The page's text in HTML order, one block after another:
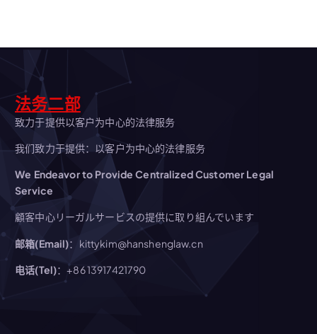
法务二部
致力于提供以客户为中心的法律服务
我们致力于提供：以客户为中心的法律服务
We Endeavor to Provide Centralized Customer Legal
Service
顧客中心リーガルサービスの提供に取り組んでいます
邮箱(Email)：kittykim@hanshenglaw.cn
电话(Tel)：+86 13917421790